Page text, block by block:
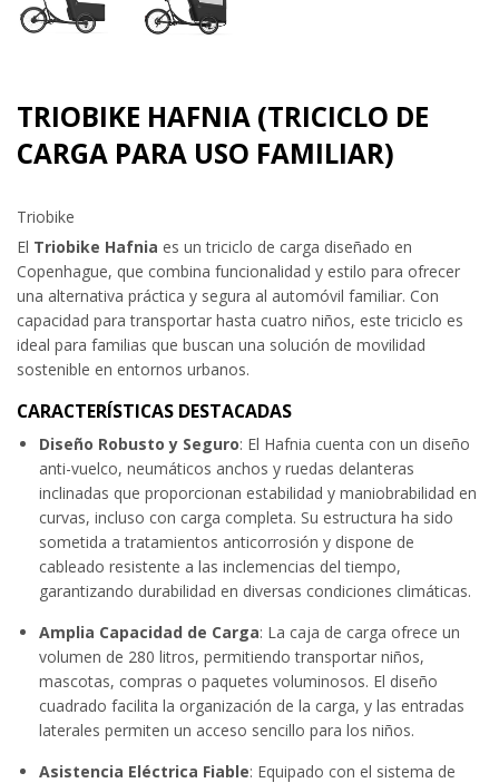
TRIOBIKE HAFNIA (TRICICLO DE
CARGA PARA USO FAMILIAR)
Triobike
El Triobike Hafnia es un triciclo de carga diseñado en
Copenhague, que combina funcionalidad y estilo para ofrecer
una alternativa práctica y segura al automóvil familiar. Con
capacidad para transportar hasta cuatro niños, este triciclo es
ideal para familias que buscan una solución de movilidad
sostenible en entornos urbanos.
CARACTERÍSTICAS DESTACADAS
Diseño Robusto y Seguro: El Hafnia cuenta con un diseño
anti-vuelco, neumáticos anchos y ruedas delanteras
inclinadas que proporcionan estabilidad y maniobrabilidad en
curvas, incluso con carga completa. Su estructura ha sido
sometida a tratamientos anticorrosión y dispone de
cableado resistente a las inclemencias del tiempo,
garantizando durabilidad en diversas condiciones climáticas.
Amplia Capacidad de Carga: La caja de carga ofrece un
volumen de 280 litros, permitiendo transportar niños,
mascotas, compras o paquetes voluminosos. El diseño
cuadrado facilita la organización de la carga, y las entradas
laterales permiten un acceso sencillo para los niños.
Asistencia Eléctrica Fiable: Equipado con el sistema de